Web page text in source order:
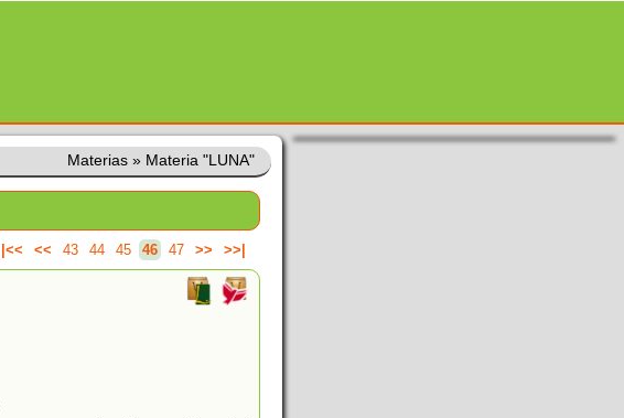
Materias » Materia "LUNA"
|<< << 43 44 45 46 47 >> >>|